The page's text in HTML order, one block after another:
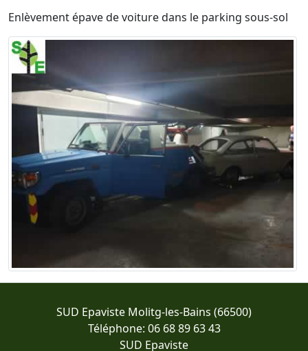
Enlèvement épave de voiture dans le parking sous-sol
SUD Epaviste Molitg-les-Bains (66500)
Téléphone: 06 68 89 63 43
SUD Epaviste